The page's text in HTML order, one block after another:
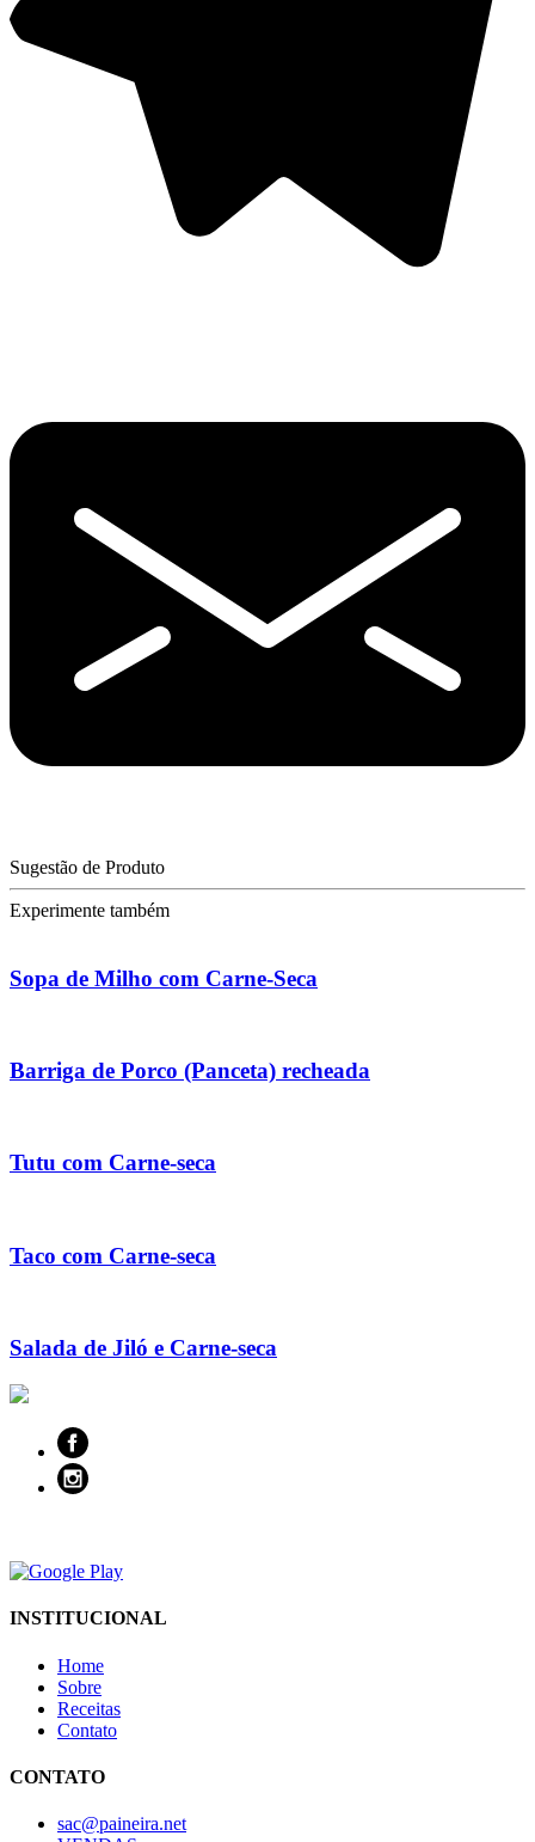
Sugestão de Produto
Experimente também
Sopa de Milho com Carne-Seca
Barriga de Porco (Panceta) recheada
Tutu com Carne-seca
Taco com Carne-seca
Salada de Jiló e Carne-seca
INSTITUCIONAL
Home
Sobre
Receitas
Contato
CONTATO
sac@paineira.net